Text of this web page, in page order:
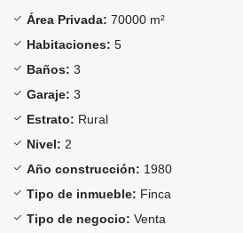
Área Privada: 70000 m²
Habitaciones: 5
Baños: 3
Garaje: 3
Estrato: Rural
Nivel: 2
Año construcción: 1980
Tipo de inmueble: Finca
Tipo de negocio: Venta